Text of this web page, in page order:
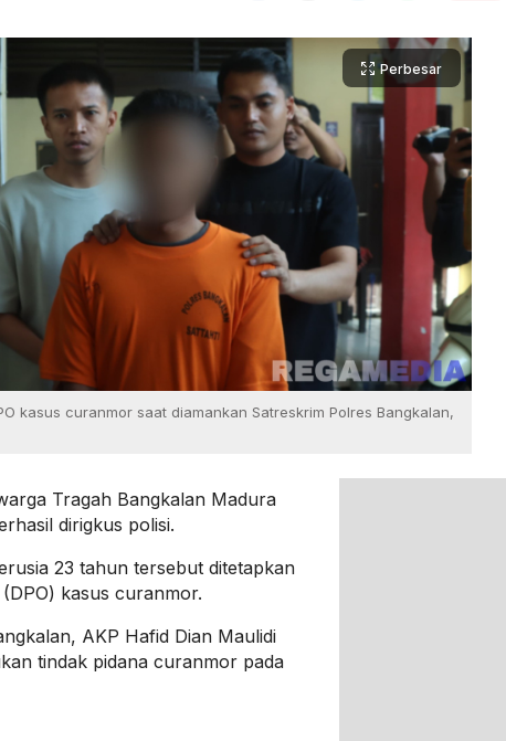
Perbesar
kasus curanmor saat diamankan Satreskrim Polres Bangkalan,
Tragah Bangkalan Madura
dirigkus polisi.
23 tahun tersebut ditetapkan
kasus curanmor.
AKP Hafid Dian Maulidi
tindak pidana curanmor pada